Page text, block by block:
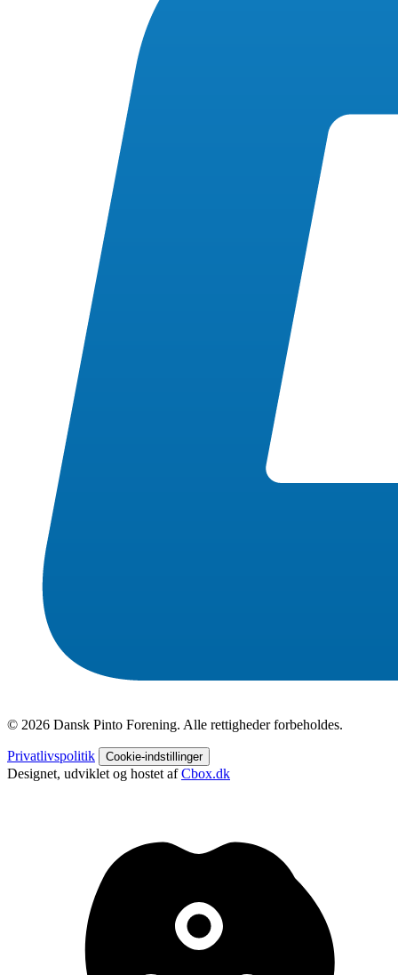
© 2026 Dansk Pinto Forening. Alle rettigheder forbeholdes.
Privatlivspolitik Cookie-indstillinger
Designet, udviklet og hostet afCbox.dk